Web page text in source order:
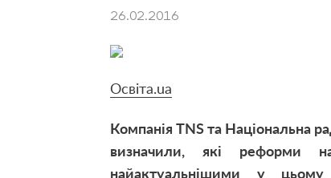
26.02.2016
Освіта.ua
Компанія TNS та Національна
визначили, які реформи
найактуальнішими у